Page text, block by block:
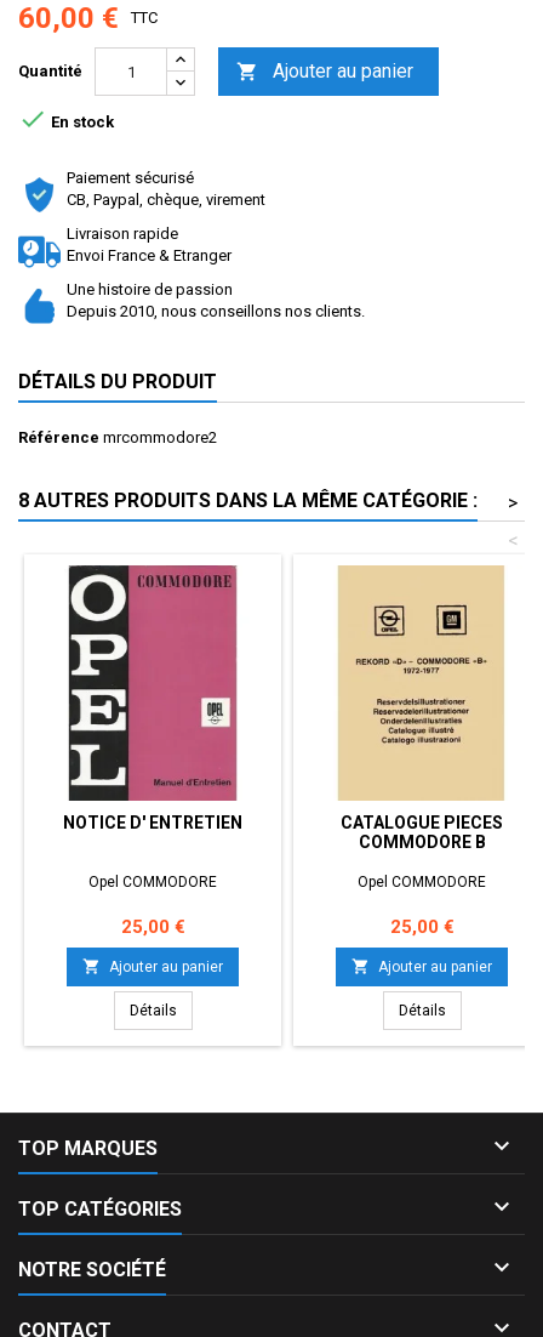
60,00 € TTC
Quantité  Ajouter au panier
 En stock
Paiement sécurisé
CB, Paypal, chèque, virement
Livraison rapide
Envoi France & Etranger
Une histoire de passion
Depuis 2010, nous conseillons nos clients.
DÉTAILS DU PRODUIT
Référence mrcommodore2
8 AUTRES PRODUITS DANS LA MÊME CATÉGORIE :
>
<
NOTICE D' ENTRETIEN
Opel COMMODORE
Prix
25,00 €
 Ajouter au panier
Détails
CATALOGUE PIECES
COMMODORE B
Opel COMMODORE
Prix
25,00 €
 Ajouter au panier
Détails
TOP MARQUES 
TOP CATÉGORIES 
NOTRE SOCIÉTÉ 
CONTACT 